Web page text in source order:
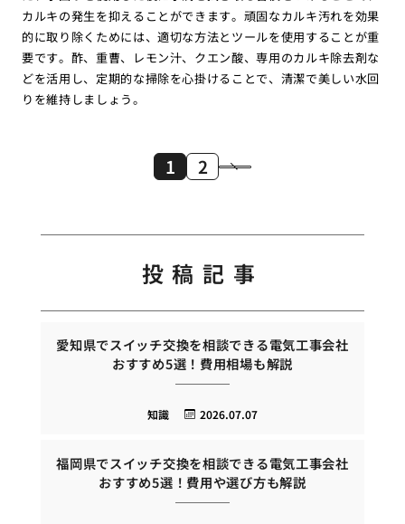
カルキの発生を抑えることができます。頑固なカルキ汚れを効果
的に取り除くためには、適切な方法とツールを使用することが重
要です。酢、重曹、レモン汁、クエン酸、専用のカルキ除去剤な
どを活用し、定期的な掃除を心掛けることで、清潔で美しい水回
りを維持しましょう。
1 2
投稿記事
愛知県でスイッチ交換を相談できる電気工事会社
おすすめ5選！費用相場も解説
2026.07.07
知識
福岡県でスイッチ交換を相談できる電気工事会社
おすすめ5選！費用や選び方も解説